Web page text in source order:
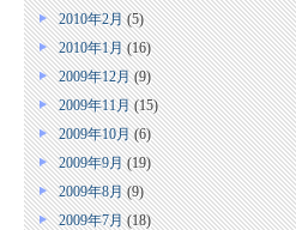
2010年2月(5)
2010年1月(16)
2009年12月(9)
2009年11月(15)
2009年10月(6)
2009年9月(19)
2009年8月(9)
2009年7月(18)